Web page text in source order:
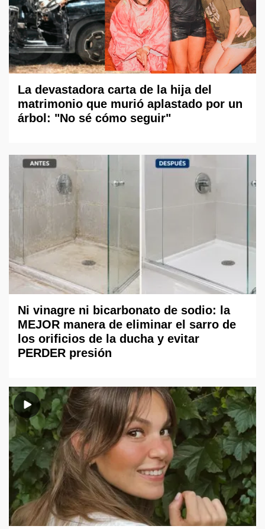
La devastadora carta de la hija del
matrimonio que murió aplastado por un
árbol: "No sé cómo seguir"
Ni vinagre ni bicarbonato de sodio: la
MEJOR manera de eliminar el sarro de
los orificios de la ducha y evitar
PERDER presión